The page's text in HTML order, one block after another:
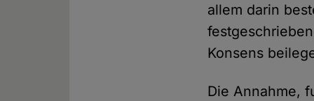
allem darin
Konsens
Die Annahme,